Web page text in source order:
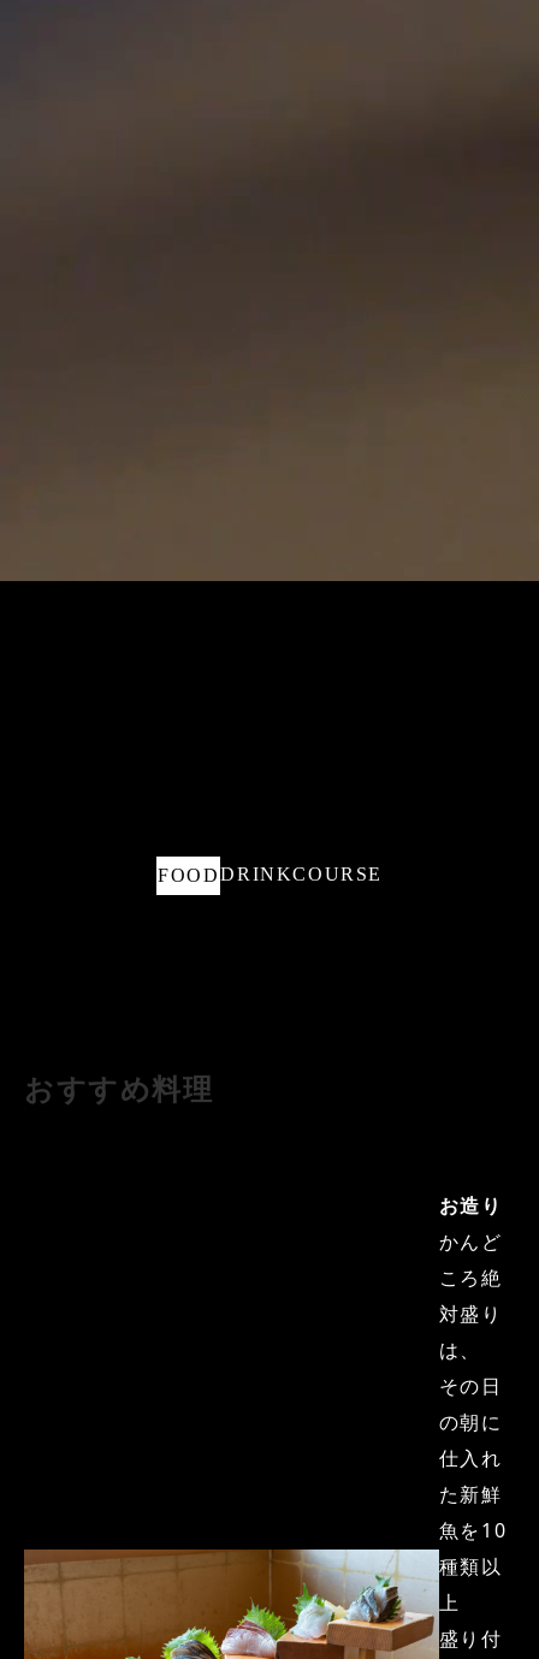
FOODDRINKCOURSE
おすすめ料理
お造り
かんど
ころ絶
対盛り
は、
その日
の朝に
仕入れ
た新鮮
魚を10
種類以
上
盛り付